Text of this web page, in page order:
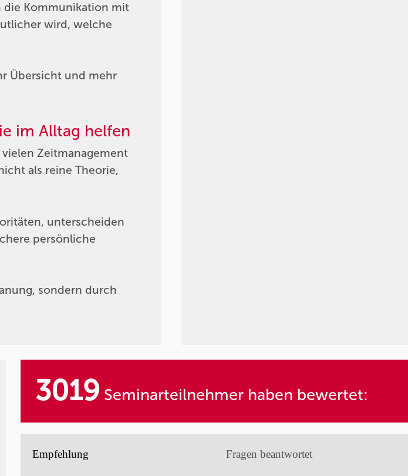
die Kommunikation mit
wird, welche
Übersicht und mehr
im Alltag helfen
Zeitmanagement
als reine Theorie,
unterscheiden
persönliche
sondern durch
3019 Seminarteilnehmer haben bewertet:
Empfehlung Fragen beantwortet